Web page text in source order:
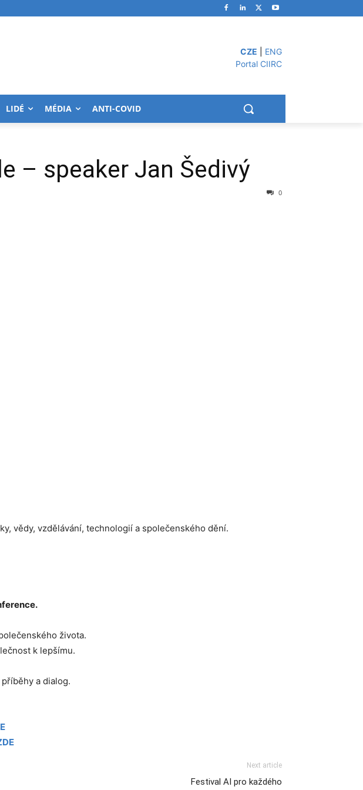
CZE
ENG
Portal CIIRC
LIDÉ MÉDIA ANTI-COVID
– speaker Jan Šedivý
0
vědy, vzdělávání, technologií a společenského dění.
života.
k lepšímu.
a dialog.
Next article
Festival AI pro každého